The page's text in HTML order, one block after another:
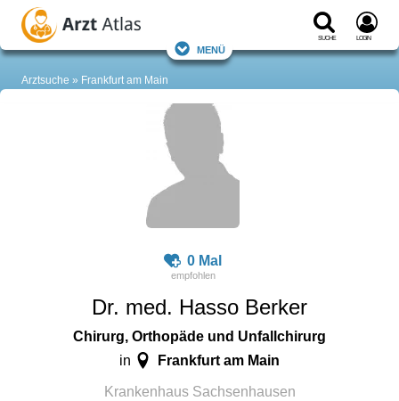
Suche Login
Menü
Arztsuche Frankfurt am Main
0 Mal
Dr. med. Hasso Berker
Chirurg, Orthopäde und Unfallchirurg
in Frankfurt am Main
Krankenhaus Sachsenhausen